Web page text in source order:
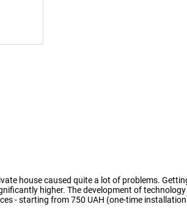
house caused quite a lot of problems.
higher. The development of
- starting from 750 UAH (one-time installation